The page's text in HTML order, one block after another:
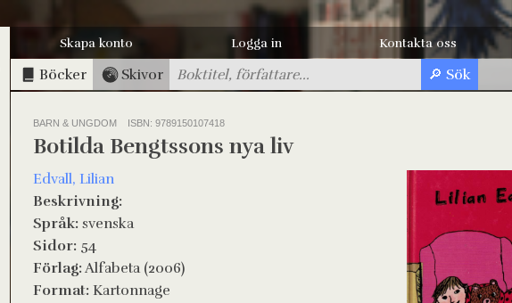
Skapa konto Logga in Kontakta oss
Böcker Skivor
BARN & UNGDOM ISBN: 9789150107418
Botilda Bengtssons nya liv
Edvall, Lilian
Beskrivning:
Språk: svenska
Sidor: 54
Förlag: Alfabeta (2006)
Format: Kartonnage